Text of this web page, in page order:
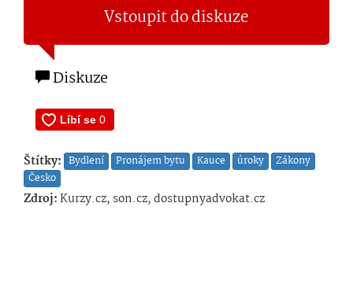
Vstoupit do diskuze
Diskuze
Štítky: Bydlení Pronájem bytu Kauce úroky
Zákony
Česko
Zdroj:Kurzy.cz, son.cz, dostupnyadvokat.cz